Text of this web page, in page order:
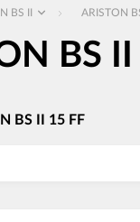
BS II ARISTON
BS
BS II 15 FF